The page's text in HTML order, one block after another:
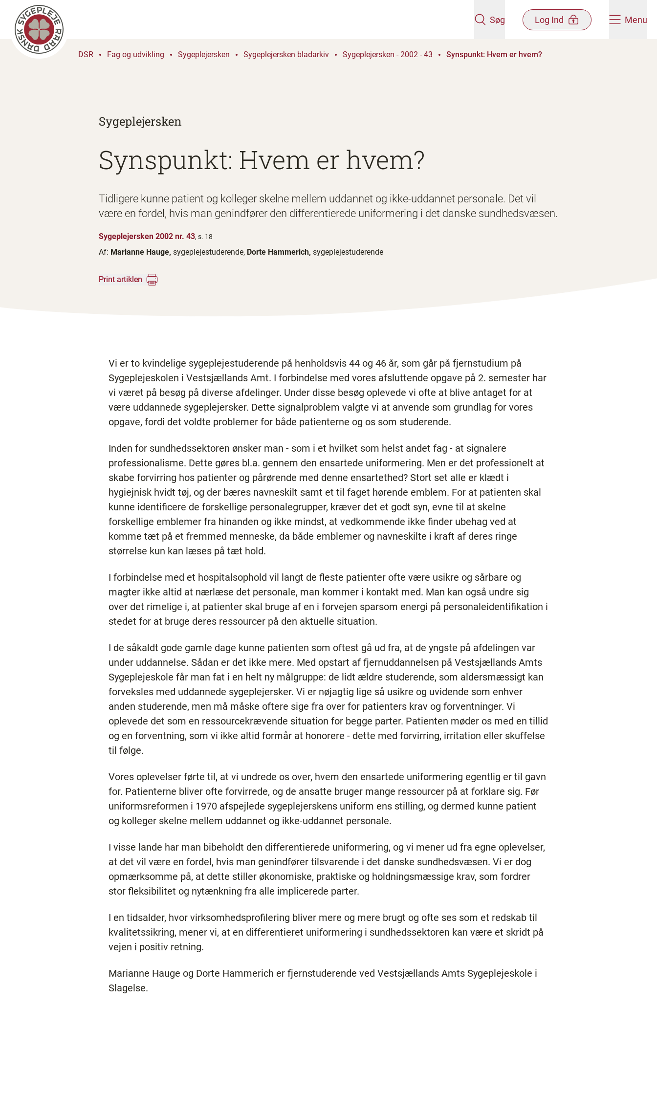
Søg Log Ind Menu
DSR Fag og udvikling Sygeplejersken Sygeplejersken bladarkiv Sygeplejersken - 2002 - 43 Synspunkt: Hvem er hvem?
Sygeplejersken
Synspunkt: Hvem er hvem?
Tidligere kunne patient og kolleger skelne mellem uddannet og ikke-uddannet personale. Det vil
være en fordel, hvis man genindfører den differentierede uniformering i det danske sundhedsvæsen.
Sygeplejersken 2002 nr. 43, s. 18
Af: Marianne Hauge, sygeplejestuderende, Dorte Hammerich, sygeplejestuderende
Print artiklen
Vi er to kvindelige sygeplejestuderende på henholdsvis 44 og 46 år, som går på fjernstudium på
Sygeplejeskolen i Vestsjællands Amt. I forbindelse med vores afsluttende opgave på 2. semester har
vi været på besøg på diverse afdelinger. Under disse besøg oplevede vi ofte at blive antaget for at
være uddannede sygeplejersker. Dette signalproblem valgte vi at anvende som grundlag for vores
opgave, fordi det voldte problemer for både patienterne og os som studerende.
Inden for sundhedssektoren ønsker man - som i et hvilket som helst andet fag - at signalere
professionalisme. Dette gøres bl.a. gennem den ensartede uniformering. Men er det professionelt at
skabe forvirring hos patienter og pårørende med denne ensartethed? Stort set alle er klædt i
hygiejnisk hvidt tøj, og der bæres navneskilt samt et til faget hørende emblem. For at patienten skal
kunne identificere de forskellige personalegrupper, kræver det et godt syn, evne til at skelne
forskellige emblemer fra hinanden og ikke mindst, at vedkommende ikke finder ubehag ved at
komme tæt på et fremmed menneske, da både emblemer og navneskilte i kraft af deres ringe
størrelse kun kan læses på tæt hold.
I forbindelse med et hospitalsophold vil langt de fleste patienter ofte være usikre og sårbare og
magter ikke altid at nærlæse det personale, man kommer i kontakt med. Man kan også undre sig
over det rimelige i, at patienter skal bruge af en i forvejen sparsom energi på personaleidentifikation i
stedet for at bruge deres ressourcer på den aktuelle situation.
I de såkaldt gode gamle dage kunne patienten som oftest gå ud fra, at de yngste på afdelingen var
under uddannelse. Sådan er det ikke mere. Med opstart af fjernuddannelsen på Vestsjællands Amts
Sygeplejeskole får man fat i en helt ny målgruppe: de lidt ældre studerende, som aldersmæssigt kan
forveksles med uddannede sygeplejersker. Vi er nøjagtig lige så usikre og uvidende som enhver
anden studerende, men må måske oftere sige fra over for patienters krav og forventninger. Vi
oplevede det som en ressourcekrævende situation for begge parter. Patienten møder os med en tillid
og en forventning, som vi ikke altid formår at honorere - dette med forvirring, irritation eller skuffelse
til følge.
Vores oplevelser førte til, at vi undrede os over, hvem den ensartede uniformering egentlig er til gavn
for. Patienterne bliver ofte forvirrede, og de ansatte bruger mange ressourcer på at forklare sig. Før
uniformsreformen i 1970 afspejlede sygeplejerskens uniform ens stilling, og dermed kunne patient
og kolleger skelne mellem uddannet og ikke-uddannet personale.
I visse lande har man bibeholdt den differentierede uniformering, og vi mener ud fra egne oplevelser,
at det vil være en fordel, hvis man genindfører tilsvarende i det danske sundhedsvæsen. Vi er dog
opmærksomme på, at dette stiller økonomiske, praktiske og holdningsmæssige krav, som fordrer
stor fleksibilitet og nytænkning fra alle implicerede parter.
I en tidsalder, hvor virksomhedsprofilering bliver mere og mere brugt og ofte ses som et redskab til
kvalitetssikring, mener vi, at en differentieret uniformering i sundhedssektoren kan være et skridt på
vejen i positiv retning.
Marianne Hauge og Dorte Hammerich er fjernstuderende ved Vestsjællands Amts Sygeplejeskole i
Slagelse.